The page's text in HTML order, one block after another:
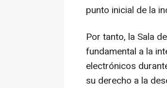
punto inicial de la
Por tanto, la Sala
fundamental a la
electrónicos
su derecho a la